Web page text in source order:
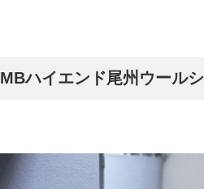
MBハイエンド尾州ウール